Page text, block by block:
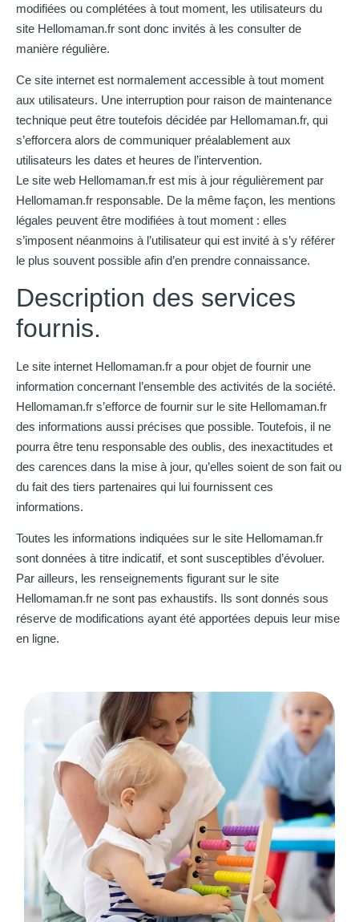
modifiées ou complétées à tout moment, les utilisateurs du
site Hellomaman.fr sont donc invités à les consulter de
manière régulière.
Ce site internet est normalement accessible à tout moment
aux utilisateurs. Une interruption pour raison de maintenance
technique peut être toutefois décidée par Hellomaman.fr, qui
s’efforcera alors de communiquer préalablement aux
utilisateurs les dates et heures de l’intervention.
Le site web Hellomaman.fr est mis à jour régulièrement par
Hellomaman.fr responsable. De la même façon, les mentions
légales peuvent être modifiées à tout moment : elles
s’imposent néanmoins à l’utilisateur qui est invité à s’y référer
le plus souvent possible afin d’en prendre connaissance.
Description des services
fournis.
Le site internet Hellomaman.fr a pour objet de fournir une
information concernant l’ensemble des activités de la société.
Hellomaman.fr s’efforce de fournir sur le site Hellomaman.fr
des informations aussi précises que possible. Toutefois, il ne
pourra être tenu responsable des oublis, des inexactitudes et
des carences dans la mise à jour, qu’elles soient de son fait ou
du fait des tiers partenaires qui lui fournissent ces
informations.
Toutes les informations indiquées sur le site Hellomaman.fr
sont données à titre indicatif, et sont susceptibles d’évoluer.
Par ailleurs, les renseignements figurant sur le site
Hellomaman.fr ne sont pas exhaustifs. Ils sont donnés sous
réserve de modifications ayant été apportées depuis leur mise
en ligne.